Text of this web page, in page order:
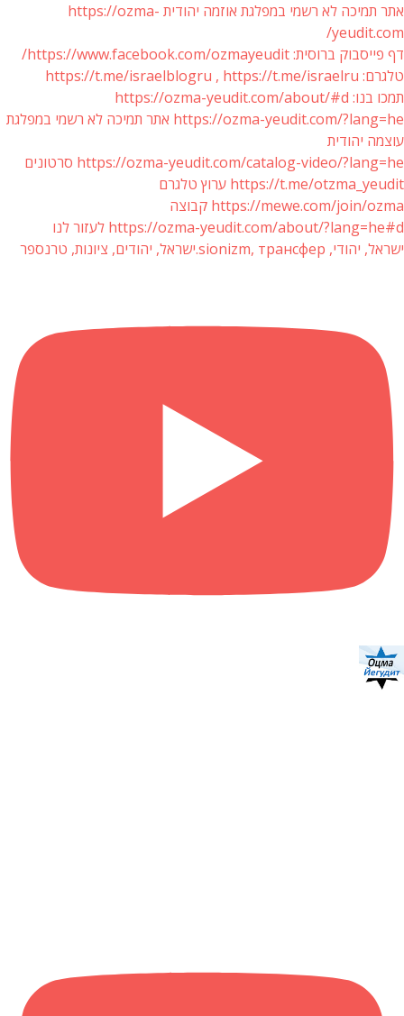
אתר תמיכה לא רשמי במפלגת אוזמה יהודית https://ozma-
yeudit.com/
דף פייסבוק ברוסית: https://www.facebook.com/ozmayeudit/
טלגרם: https://t.me/israelblogru , https://t.me/israelru
תמכו בנו: https://ozma-yeudit.com/about/#d
https://ozma-yeudit.com/?lang=he אתר תמיכה לא רשמי במפלגת
עוצמה יהודית
https://ozma-yeudit.com/catalog-video/?lang=he סרטונים
https://t.me/otzma_yeudit ערוץ טלגרם
https://mewe.com/join/ozma קבוצה
https://ozma-yeudit.com/about/?lang=he#d לעזור לנו
ישראל, יהודי, sionizm, трансфер.ישראל, יהודים, ציונות, טרנספר